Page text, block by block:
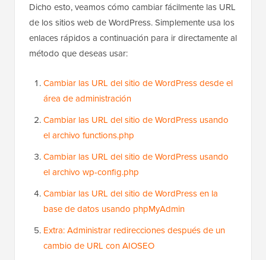
Dicho esto, veamos cómo cambiar fácilmente las URL
de los sitios web de WordPress. Simplemente usa los
enlaces rápidos a continuación para ir directamente al
método que deseas usar:
Cambiar las URL del sitio de WordPress desde el
área de administración
Cambiar las URL del sitio de WordPress usando
el archivo functions.php
Cambiar las URL del sitio de WordPress usando
el archivo wp-config.php
Cambiar las URL del sitio de WordPress en la
base de datos usando phpMyAdmin
Extra: Administrar redirecciones después de un
cambio de URL con AIOSEO